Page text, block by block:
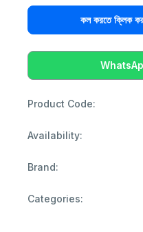
কল করতে
Product Code:
Availability:
Brand:
Categories: